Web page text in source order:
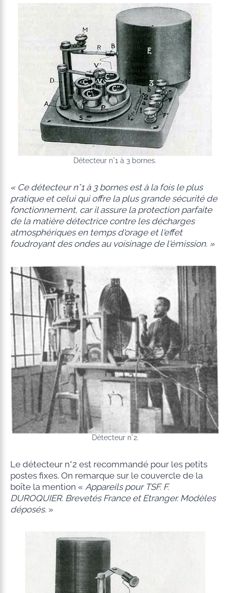
Détecteur n°1 à 3 bornes.
« Ce détecteur n°1 à 3 bornes est à la fois le plus
pratique et celui qui offre la plus grande sécurité de
fonctionnement, car il assure la protection parfaite
de la matière détectrice contre les décharges
atmosphériques en temps d'orage et l'effet
foudroyant des ondes au voisinage de l'émission. »
Détecteur n°2.
Le détecteur n°2 est recommandé pour les petits
postes fixes. On remarque sur le couvercle de la
boîte la mention « Appareils pour TSF. F.
DUROQUIER. Brevetés France et Etranger. Modèles
déposés.»